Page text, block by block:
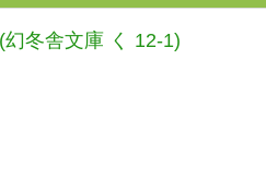
冬舎文庫 く 12-1)